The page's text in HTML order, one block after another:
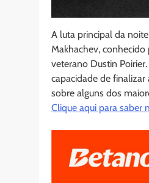
A luta principal da
Makhachev,
veterano Dustin
capacidade de
sobre alguns dos
Clique aqui para saber